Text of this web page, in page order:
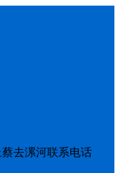
去漯河联系电话